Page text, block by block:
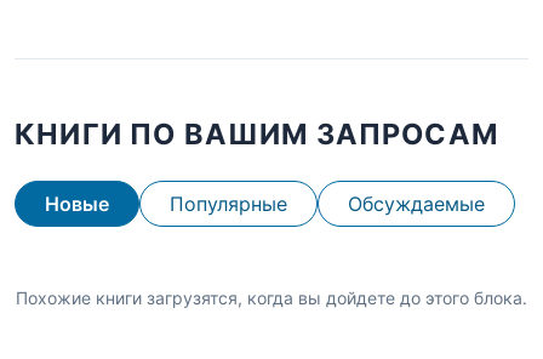
КНИГИ ПО ВАШИМ ЗАПРОСАМ
Новые Популярные Обсуждаемые
Похожие книги загрузятся, когда вы дойдете до этого блока.